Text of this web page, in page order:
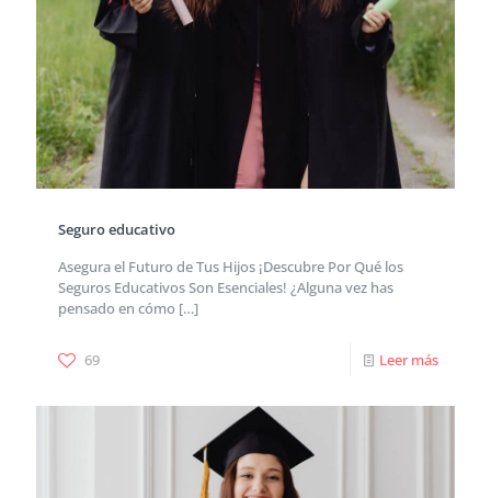
Seguro educativo
Asegura el Futuro de Tus Hijos ¡Descubre Por Qué los
Seguros Educativos Son Esenciales! ¿Alguna vez has
pensado en cómo […]
69 Leer más